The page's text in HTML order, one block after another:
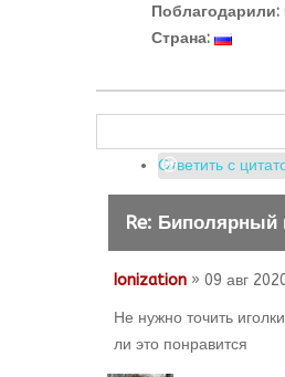
Поблагодарили:
Страна:
Ответить с
Re: Биполярный
Ionization » 09 авг
Не нужно точить
ли это понравится